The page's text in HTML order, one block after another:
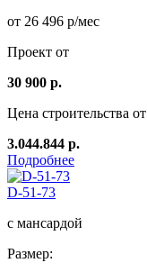
от 26 496 р/мес
Проект от
30 900 р.
Цена строительства от
3.044.844 р.
Подробнее
D-51-73
с мансардой
Размер: